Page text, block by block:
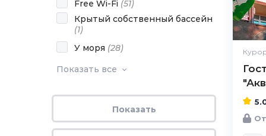
Free Wi-Fi (51)
Крытый собственный бассейн
(1)
У моря (28)
Показать все